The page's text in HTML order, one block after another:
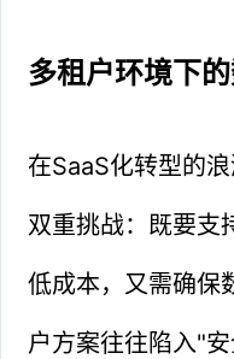
多租户环境下
在SaaS化转型的
双重挑战：既要支
低成本，又需确保
户方案往往陷入"